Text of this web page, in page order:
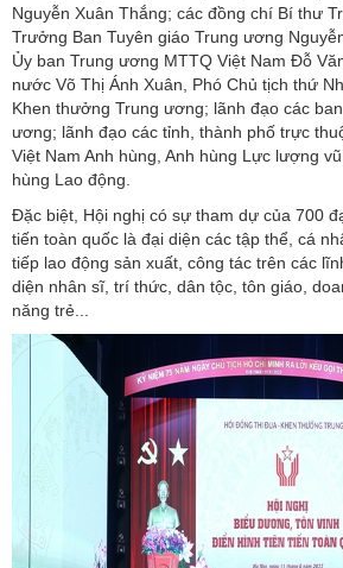
Nguyễn Xuân Thắng; các đồng chí Bí thư
Trưởng Ban Tuyên giáo Trung ương
Ủy ban Trung ương MTTQ Việt Nam Đỗ
nước Võ Thị Ánh Xuân, Phó Chủ tịch thứ
Khen thưởng Trung ương; lãnh đạo các
ương; lãnh đạo các tỉnh, thành phố trực
Việt Nam Anh hùng, Anh hùng Lực lượng
hùng Lao động.
Đặc biệt, Hội nghị có sự tham dự của 700
tiến toàn quốc là đại diện các tập thể, cá
tiếp lao động sản xuất, công tác trên các
diện nhân sĩ, trí thức, dân tộc, tôn giáo,
năng trẻ...